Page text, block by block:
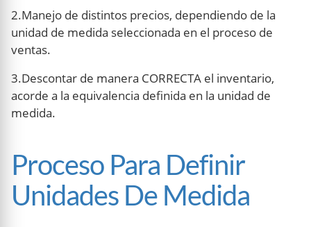
2.Manejo de distintos precios, dependiendo de la
unidad de medida seleccionada en el proceso de
ventas.
3.Descontar de manera CORRECTA el inventario,
acorde a la equivalencia definida en la unidad de
medida.
Proceso Para Definir
Unidades De Medida